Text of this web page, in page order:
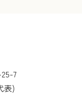
7
表)